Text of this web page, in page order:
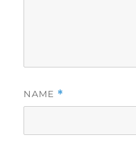
NAME *